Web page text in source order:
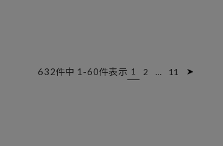
632件中 1 -60件表示 1 2 … 11